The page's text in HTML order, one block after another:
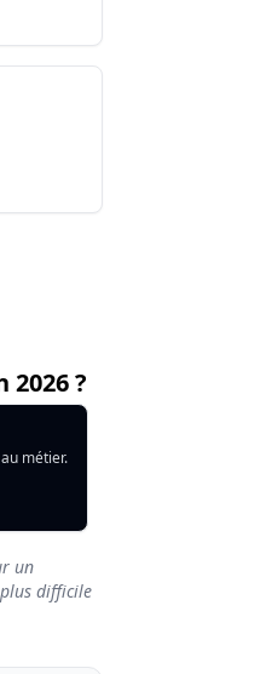
avitailleur /
?
métier.
un
difficile